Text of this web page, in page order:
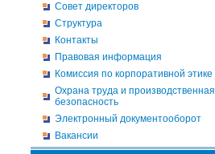
Совет директоров
Структура
Контакты
Правовая информация
Комиссия по корпоративной этике
Охрана труда и производственная
безопасность
Электронный документооборот
Вакансии